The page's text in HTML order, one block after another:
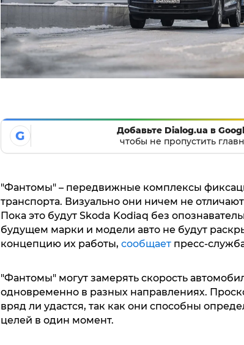
G
Добавьте Dialog.ua в
чтобы не пропустить
"Фантомы" – передвижные комплексы
транспорта. Визуально они ничем не
Пока это будут Skoda Kodiaq без
будущем марки и модели авто не будут
концепцию их работы, сообщает пресс-
"Фантомы" могут замерять скорость
одновременно в разных направлениях.
вряд ли удастся, так как они способны
целей в один момент.